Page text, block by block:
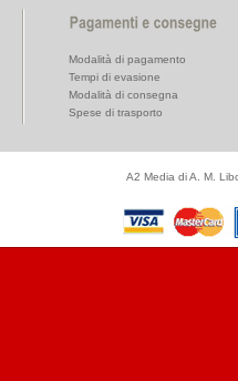
Modalità di pagamento
Tempi di evasione
Modalità di consegna
Spese di trasporto
A2 Media di A. M.